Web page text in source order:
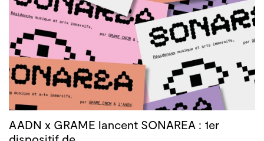
AADN x GRAME lancent SONAREA : 1er